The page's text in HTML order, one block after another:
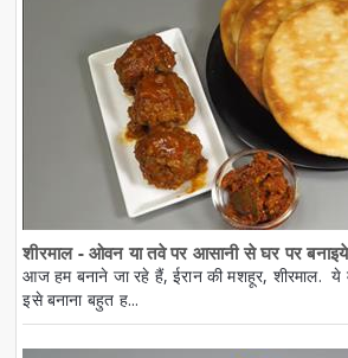
शीरमाल - ओवन या तवे पर आसानी से घर पर
आज हम बनाने जा रहे हैं, ईरान की मशहूर, शीरमाल.
इसे बनाना बहुत ह...